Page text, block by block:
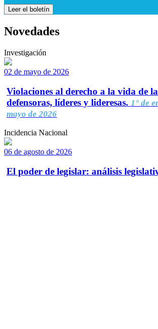
Leer el boletín
Novedades
Investigación
02 de mayo de 2026
Violaciones al derecho a la vida de
defensoras, líderes y lideresas. 1° de
mayo de 2026
Incidencia Nacional
06 de agosto de 2026
El poder de legislar: análisis